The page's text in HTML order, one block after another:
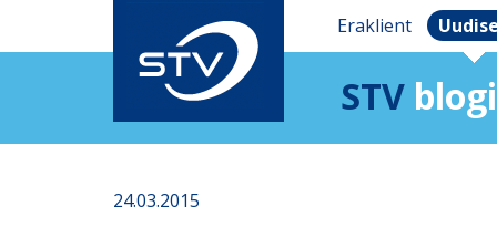
Eraklient
STV blogi
24.03.2015